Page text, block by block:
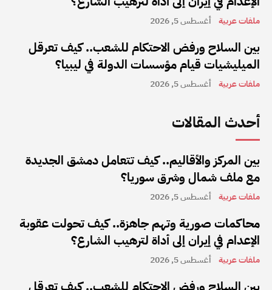
ملفات عربية أغسطس 5, 2026
بين السلاح ورفض الاحتكام للشعب.. كيف تعرقل
الميليشيات قيام مؤسسات الدولة في ليبيا؟
ملفات عربية أغسطس 5, 2026
أحدث المقالات
بين المركز والأقاليم.. كيف تتعامل دمشق الجديدة
مع ملف شمال وشرق سوريا؟
ملفات عربية أغسطس 5, 2026
محاكمات صورية وتهم جاهزة.. كيف تحولت عقوبة
الإعدام في إيران إلى أداة لترهيب الشارع؟
ملفات عربية أغسطس 5, 2026